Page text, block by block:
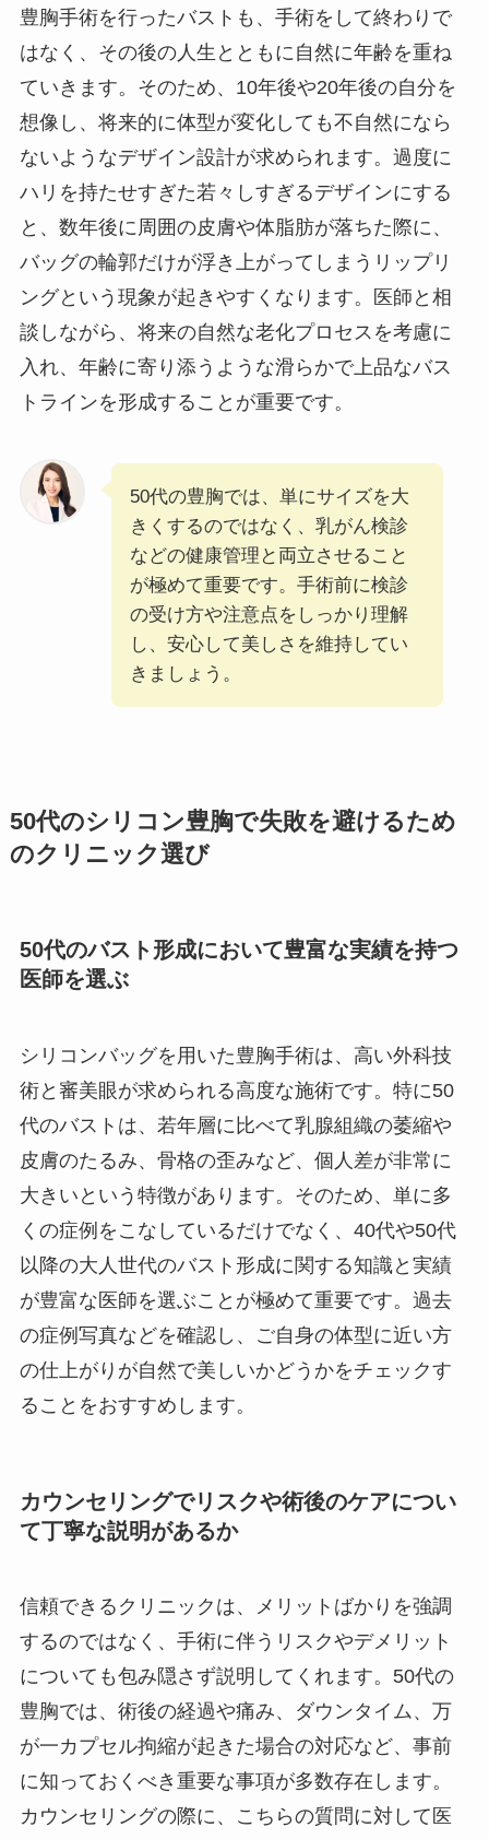
豊胸手術を行ったバストも、手術をして終わりで
はなく、その後の人生とともに自然に年齢を重ね
ていきます。そのため、10年後や20年後の自分を
想像し、将来的に体型が変化しても不自然になら
ないようなデザイン設計が求められます。過度に
ハリを持たせすぎた若々しすぎるデザインにする
と、数年後に周囲の皮膚や体脂肪が落ちた際に、
バッグの輪郭だけが浮き上がってしまうリップリ
ングという現象が起きやすくなります。医師と相
談しながら、将来の自然な老化プロセスを考慮に
入れ、年齢に寄り添うような滑らかで上品なバス
トラインを形成することが重要です。
50代の豊胸では、単にサイズを大
きくするのではなく、乳がん検診
などの健康管理と両立させること
が極めて重要です。手術前に検診
の受け方や注意点をしっかり理解
し、安心して美しさを維持してい
きましょう。
50代のシリコン豊胸で失敗を避けるため
のクリニック選び
50代のバスト形成において豊富な実績を持つ
医師を選ぶ
シリコンバッグを用いた豊胸手術は、高い外科技
術と審美眼が求められる高度な施術です。特に50
代のバストは、若年層に比べて乳腺組織の萎縮や
皮膚のたるみ、骨格の歪みなど、個人差が非常に
大きいという特徴があります。そのため、単に多
くの症例をこなしているだけでなく、40代や50代
以降の大人世代のバスト形成に関する知識と実績
が豊富な医師を選ぶことが極めて重要です。過去
の症例写真などを確認し、ご自身の体型に近い方
の仕上がりが自然で美しいかどうかをチェックす
ることをおすすめします。
カウンセリングでリスクや術後のケアについ
て丁寧な説明があるか
信頼できるクリニックは、メリットばかりを強調
するのではなく、手術に伴うリスクやデメリット
についても包み隠さず説明してくれます。50代の
豊胸では、術後の経過や痛み、ダウンタイム、万
が一カプセル拘縮が起きた場合の対応など、事前
に知っておくべき重要な事項が多数存在します。
カウンセリングの際に、こちらの質問に対して医